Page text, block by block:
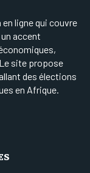
ligne qui couvre
accent
site propose
des élections
en Afrique.